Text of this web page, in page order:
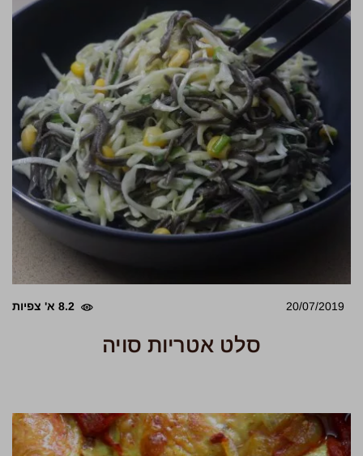
20/07/2019 8.2 א' צפיות
סלט אטריות סויה